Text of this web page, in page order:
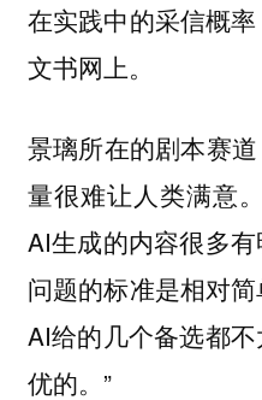
在实践中的采信概
文书网上。
景璃所在的剧本赛
量很难让人类满意
AI生成的内容很多
问题的标准是相对
AI给的几个备选都
优的。”